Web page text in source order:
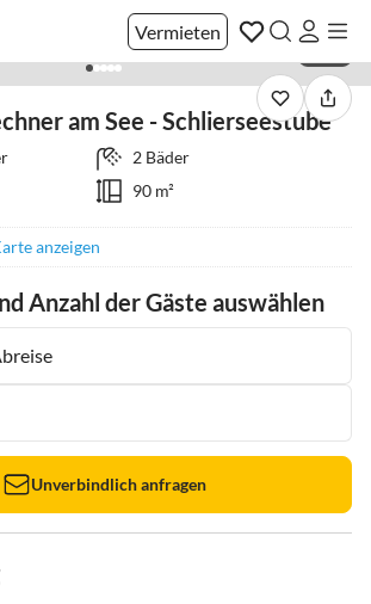
Vermieten
am See - Schlierseestube
2 Bäder
90 m²
anzeigen
Anzahl der Gäste auswählen
Unverbindlich anfragen